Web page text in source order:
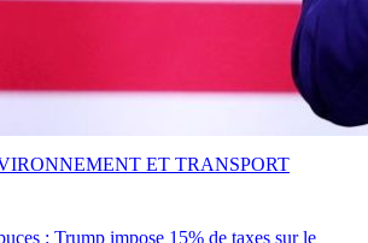
: Trump impose 15% de taxes sur le
ET TRANSPORT